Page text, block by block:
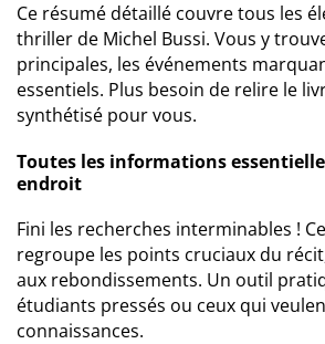
Ce résumé détaillé couvre tous les
thriller de Michel Bussi. Vous y
principales, les événements
essentiels. Plus besoin de relire le
synthétisé pour vous.
Toutes les informations
endroit
Fini les recherches interminables !
regroupe les points cruciaux du
aux rebondissements. Un outil
étudiants pressés ou ceux qui
connaissances.